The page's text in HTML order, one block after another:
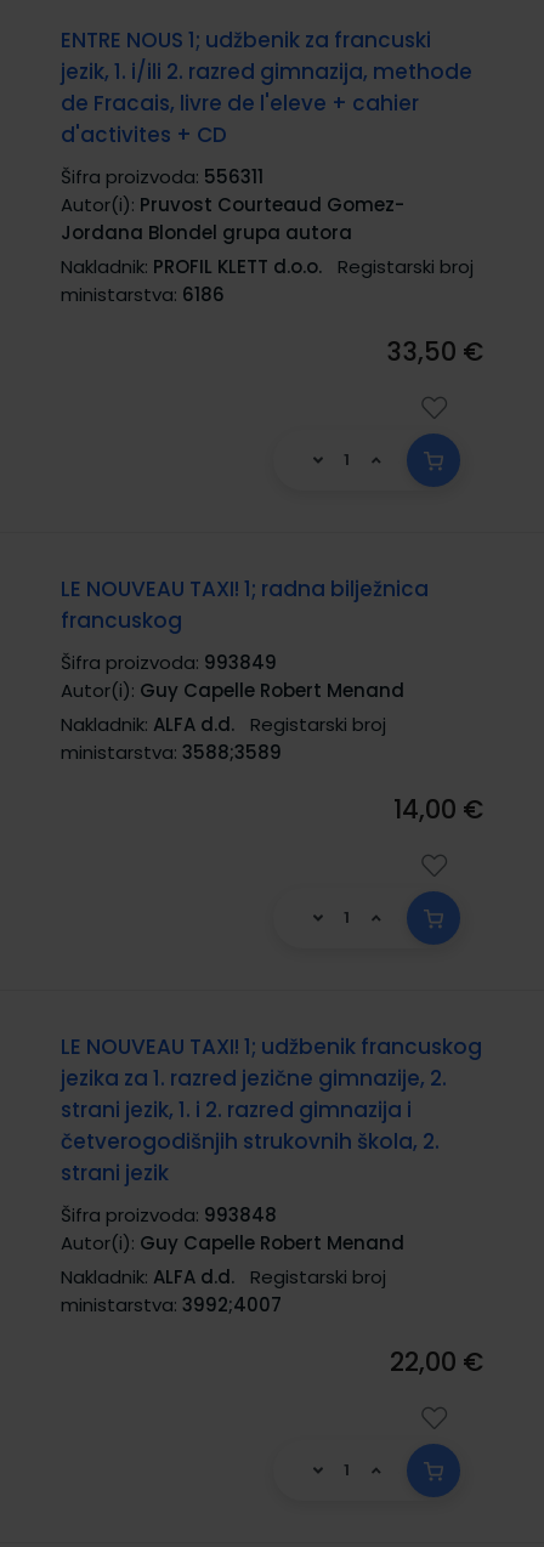
ENTRE NOUS 1; udžbenik za francuski
jezik, 1. i/ili 2. razred gimnazija, methode
de Fracais, livre de l'eleve + cahier
d'activites + CD
Šifra proizvoda: 556311
Autor(i): Pruvost Courteaud Gomez-
Jordana Blondel grupa autora
Nakladnik: PROFIL KLETT d.o.o.
Registarski broj
ministarstva: 6186
33,50 €
LE NOUVEAU TAXI! 1; radna bilježnica
francuskog
Šifra proizvoda: 993849
Autor(i): Guy Capelle Robert Menand
Nakladnik: ALFA d.d.
Registarski broj
ministarstva: 3588;3589
14,00 €
LE NOUVEAU TAXI! 1; udžbenik francuskog
jezika za 1. razred jezične gimnazije, 2.
strani jezik, 1. i 2. razred gimnazija i
četverogodišnjih strukovnih škola, 2.
strani jezik
Šifra proizvoda: 993848
Autor(i): Guy Capelle Robert Menand
Nakladnik: ALFA d.d.
Registarski broj
ministarstva: 3992;4007
22,00 €